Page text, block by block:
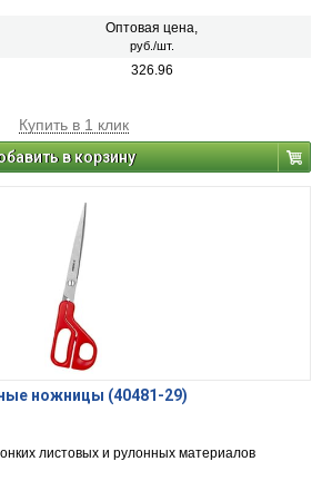
Оптовая цена,
руб./шт.
326.96
Купить в 1 клик
в корзину
ножницы (40481-29)
листовых и рулонных материалов